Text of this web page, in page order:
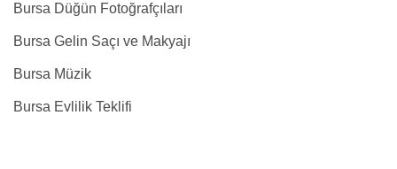
Bursa Düğün Fotoğrafçıları
Bursa Gelin Saçı ve Makyajı
Bursa Müzik
Bursa Evlilik Teklifi